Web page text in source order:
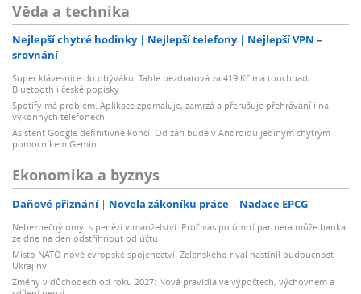
Věda a technika
Nejlepší chytré hodinky Nejlepší telefony
Nejlepší VPN –
srovnání
Super klávesnice do obýváku. Tahle bezdrátová za 419 Kč má touchpad,
Bluetooth i české popisky
Spotify má problém. Aplikace zpomaluje, zamrzá a přerušuje přehrávání i na
výkonných telefonech
Asistent Google definitivně končí. Od září bude v Androidu jediným chytrým
pomocníkem Gemini
Ekonomika a byznys
Daňové přiznání Novela zákoníku práce Nadace EPCG
Nebezpečný omyl s penězi v manželství: Proč vás po úmrtí partnera může banka
ze dne na den odstřihnout od účtu
Místo NATO nové evropské spojenectví. Zelenského rival nastínil budoucnost
Ukrajiny
Změny v důchodech od roku 2027: Nová pravidla ve výpočtech, výchovném a